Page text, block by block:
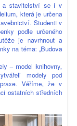
a stavitelství se i v
která je určena
Studenti v
podle určeného
je navrhnout a
na téma: „Budova
– model knihovny,
modely pod
Věříme, že v
ostatních středních